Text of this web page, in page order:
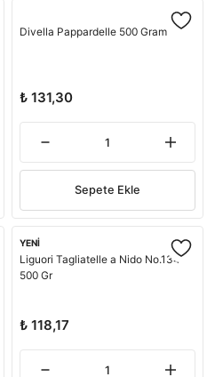
Divella Pappardelle 500 Gram
₺ 131,30
Sepete Ekle
YENİ
Liguori Tagliatelle a Nido No.134
500 Gr
₺ 118,17